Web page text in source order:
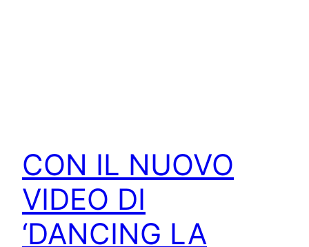
CON IL NUOVO
VIDEO DI
‘DANCING LA